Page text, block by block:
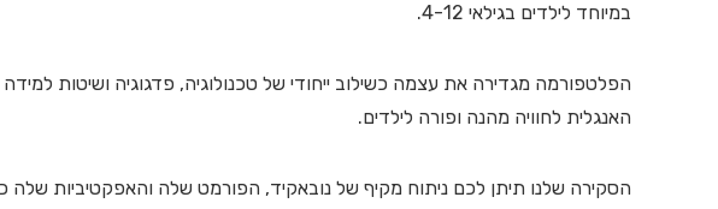
במיוחד לילדים בגילאי 4-12.
הפלטפורמה מגדירה את עצמה כשילוב ייחודי של טכנולוגיה, פדגוגיה ושיטות
האנגלית לחוויה מהנה ופורה לילדים.
הסקירה שלנו תיתן לכם ניתוח מקיף של נובאקיד, הפורמט שלה והאפקטיביות